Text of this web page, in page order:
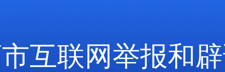
互联网举报和